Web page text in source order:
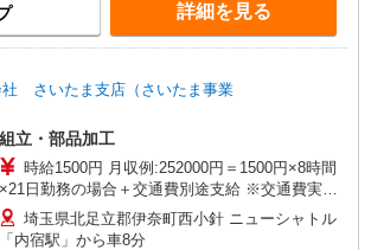
詳細を見る
社 さいたま支店（さいたま事業
組立・部品加工
時給1500円 月収例:252000円＝1500円×8時間
×21日勤務の場合＋交通費別途支給 ※交通費実費
支給／当社規定あり。
埼玉県北足立郡伊奈町西小針 ニューシャトル
「内宿駅」から車8分